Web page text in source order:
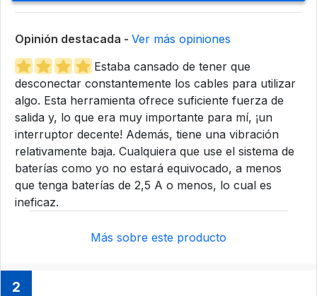
Opinión destacada - Ver más opiniones
Estaba cansado de tener que
desconectar constantemente los cables para utilizar
algo. Esta herramienta ofrece suficiente fuerza de
salida y, lo que era muy importante para mí, ¡un
interruptor decente! Además, tiene una vibración
relativamente baja. Cualquiera que use el sistema de
baterías como yo no estará equivocado, a menos
que tenga baterías de 2,5 A o menos, lo cual es
ineficaz.
Más sobre este producto
2